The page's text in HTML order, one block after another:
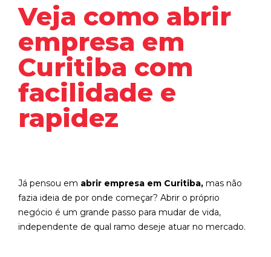
Veja como abrir
empresa em
Curitiba com
facilidade e
rapidez
Já pensou em abrir empresa em Curitiba, mas não
fazia ideia de por onde começar? Abrir o próprio
negócio é um grande passo para mudar de vida,
independente de qual ramo deseje atuar no mercado.